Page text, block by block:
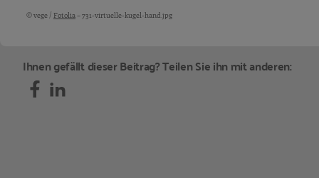
Bildquellen und Copyright-Hinweise
© vege / Fotolia– 731-virtuelle-kugel-hand.jpg
Ihnen gefällt dieser Beitrag? Teilen Sie ihn mit anderen: